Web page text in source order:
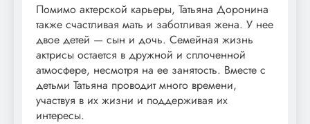
Помимо актерской карьеры, Татьяна Доронина
также счастливая мать и заботливая жена. У нее
двое детей — сын и дочь. Семейная жизнь
актрисы остается в дружной и сплоченной
атмосфере, несмотря на ее занятость. Вместе с
детьми Татьяна проводит много времени,
участвуя в их жизни и поддерживая их
интересы.